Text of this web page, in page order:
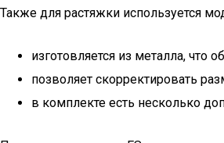
Также для растяжки используется
изготовляется из металла, что
позволяет скорректировать
в комплекте есть несколько